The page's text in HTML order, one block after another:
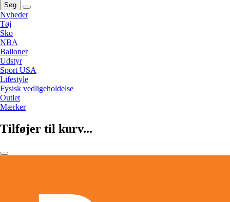
Søg
Nyheder
Tøj
Sko
NBA
Balloner
Udstyr
Sport USA
Lifestyle
Fysisk vedligeholdelse
Outlet
Mærker
Tilføjer til kurv...